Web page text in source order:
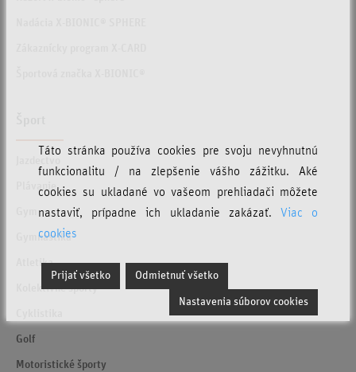
Gymnastika
Atletika
Kolektívne športy
Golf
Motoristické športy
Táto stránka používa cookies pre svoju nevyhnutnú
funkcionalitu / na zlepšenie vášho zážitku. Aké
cookies su ukladané vo vašeom prehliadači môžete
nastaviť, prípadne ich ukladanie zakázať. Viac o
cookies
Prijať všetko Odmietnuť všetko
Nastavenia súborov cookies